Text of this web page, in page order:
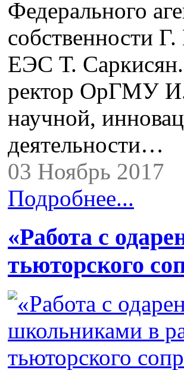
Федерального
собственности
ЕЭС Т.
ректор ОрГМУ
научной,
деятельности…
03 Ноябрь 2017
Подробнее...
«Работа с
тьюторского